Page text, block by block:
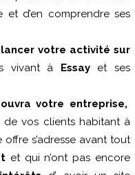
et d’en comprendre ses
lancer votre activité sur
vivant à Essay et ses
votre entreprise,
de vos clients habitant à
offre s’adresse avant tout
et qui n’ont pas encore